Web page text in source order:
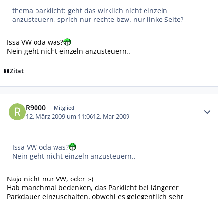
thema parklicht: geht das wirklich nicht einzeln
anzusteuern, sprich nur rechte bzw. nur linke Seite?
Issa VW oda was?
Nein geht nicht einzeln anzusteuern..
Zitat
R9000 Mitglied
12. März 2009 um 11:0612. Mar 2009
Issa VW oda was?
Nein geht nicht einzeln anzusteuern..
Naja nicht nur VW, oder :-)
Hab manchmal bedenken, das Parklicht bei längerer
Parkdauer einzuschalten, obwohl es gelegentlich sehr